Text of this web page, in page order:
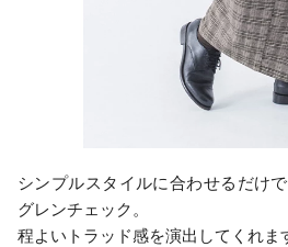
シンプルスタイルに合わせるだけ
グレンチェック。
程よいトラッド感を演出してくれま